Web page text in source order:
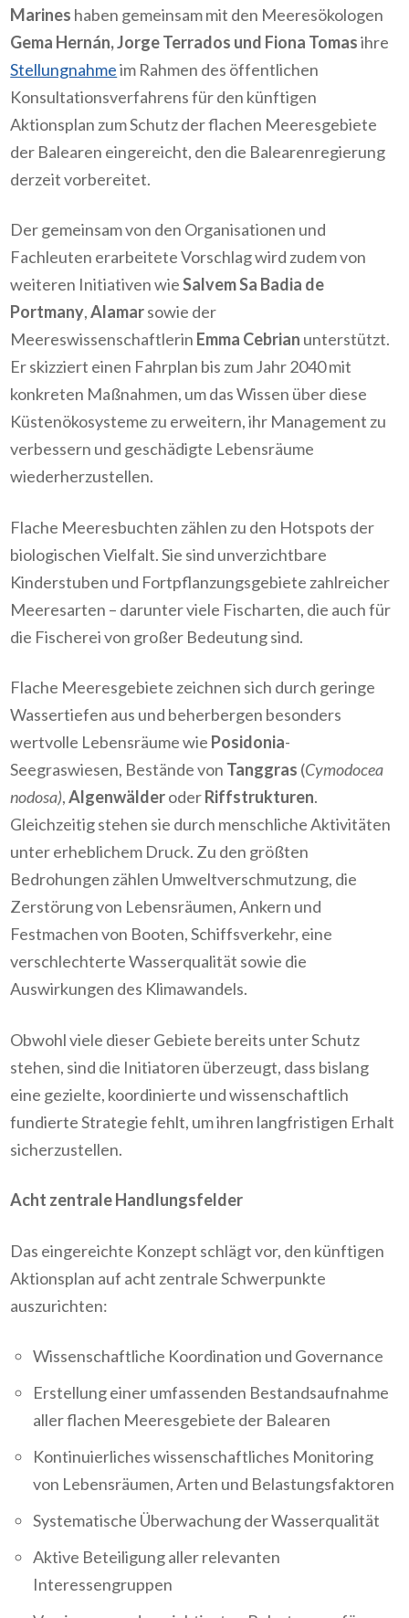
Marines haben gemeinsam mit den Meeresökologen
Gema Hernán, Jorge Terrados und Fiona Tomasihre
Stellungnahmeim Rahmen des öffentlichen
Konsultationsverfahrens für den künftigen
Aktionsplan zum Schutz der flachen Meeresgebiete
der Balearen eingereicht, den die Balearenregierung
derzeit vorbereitet.
Der gemeinsam von den Organisationen und
Fachleuten erarbeitete Vorschlag wird zudem von
weiteren Initiativen wieSalvem Sa Badia de
Portmany,Alamarsowie der
Meereswissenschaftlerin Emma Cebrian unterstützt.
Er skizziert einen Fahrplan bis zum Jahr 2040 mit
konkreten Maßnahmen, um das Wissen über diese
Küstenökosysteme zu erweitern, ihr Management zu
verbessern und geschädigte Lebensräume
wiederherzustellen.
Flache Meeresbuchten zählen zu den Hotspots der
biologischen Vielfalt. Sie sind unverzichtbare
Kinderstuben und Fortpflanzungsgebiete zahlreicher
Meeresarten – darunter viele Fischarten, die auch für
die Fischerei von großer Bedeutung sind.
Flache Meeresgebiete zeichnen sich durch geringe
Wassertiefen aus und beherbergen besonders
wertvolle Lebensräume wie Posidonia-
Seegraswiesen, Bestände von Tanggras (Cymodocea
nodosa),AlgenwälderoderRiffstrukturen.
Gleichzeitig stehen sie durch menschliche Aktivitäten
unter erheblichem Druck. Zu den größten
Bedrohungen zählen Umweltverschmutzung, die
Zerstörung von Lebensräumen, Ankern und
Festmachen von Booten, Schiffsverkehr, eine
verschlechterte Wasserqualität sowie die
Auswirkungen des Klimawandels.
Obwohl viele dieser Gebiete bereits unter Schutz
stehen, sind die Initiatoren überzeugt, dass bislang
eine gezielte, koordinierte und wissenschaftlich
fundierte Strategie fehlt, um ihren langfristigen Erhalt
sicherzustellen.
Acht zentrale Handlungsfelder
Das eingereichte Konzept schlägt vor, den künftigen
Aktionsplan auf acht zentrale Schwerpunkte
auszurichten:
Wissenschaftliche Koordination und Governance
Erstellung einer umfassenden Bestandsaufnahme
aller flachen Meeresgebiete der Balearen
Kontinuierliches wissenschaftliches Monitoring
von Lebensräumen, Arten und Belastungsfaktoren
Systematische Überwachung der Wasserqualität
Aktive Beteiligung aller relevanten
Interessengruppen